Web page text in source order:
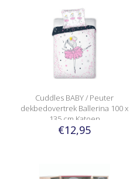
Cuddles BABY / Peuter
dekbedovertrek Ballerina 100 x
135 cm Katoen
€12,95